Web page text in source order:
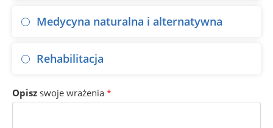
Medycyna naturalna i alternatywna
Rehabilitacja
Opisz swoje wrażenia *